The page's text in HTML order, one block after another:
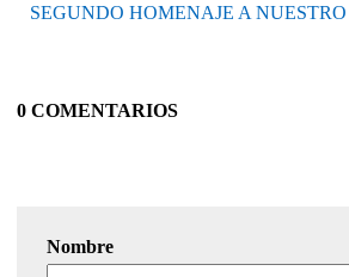
SEGUNDO HOMENAJE A
0 COMENTARIOS
Nombre